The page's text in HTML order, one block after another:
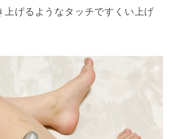
上げるようなタッチですくい上げ